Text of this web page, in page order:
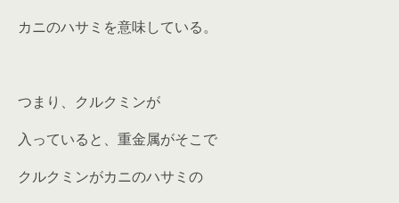
カニのハサミを意味している。
つまり、クルクミンが
入っていると、重金属がそこで
クルクミンがカニのハサミの